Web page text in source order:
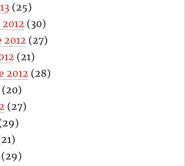
(25)
(30)
2012 (27)
(21)
2012 (28)
(20)
(27)
(29)